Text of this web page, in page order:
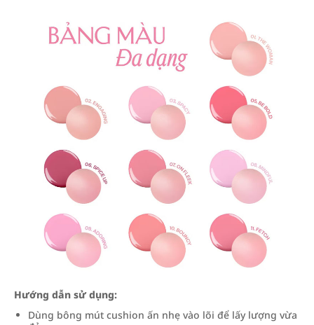
Hướng dẫn sử dụng:
Dùng bông mút cushion ấn nhẹ vào lõi để lấy lượng vừa